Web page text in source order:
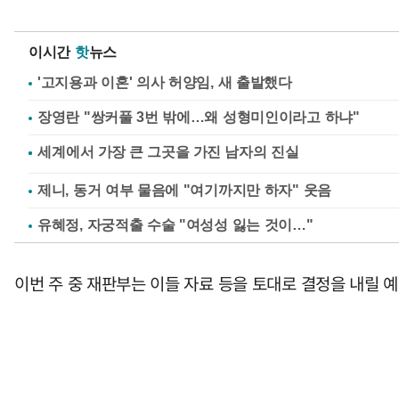
이시간 핫뉴스
'고지용과 이혼' 의사 허양임, 새 출발했다
장영란 "쌍커풀 3번 밖에…왜 성형미인이라고 하냐"
제니, 동거 여부 물음에 "여기까지만 하자" 웃음
유혜정, 자궁적출 수술 "여성성 잃는 것이…"
이번 주 중 재판부는 이들 자료 등을 토대로 결정을 내릴